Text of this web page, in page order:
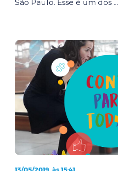
São Paulo. Esse é um dos ...
13/05/2019, às 15:41